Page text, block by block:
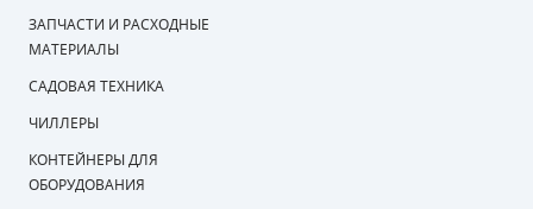
ЗАПЧАСТИ И РАСХОДНЫЕ
МАТЕРИАЛЫ
САДОВАЯ ТЕХНИКА
ЧИЛЛЕРЫ
КОНТЕЙНЕРЫ ДЛЯ
ОБОРУДОВАНИЯ